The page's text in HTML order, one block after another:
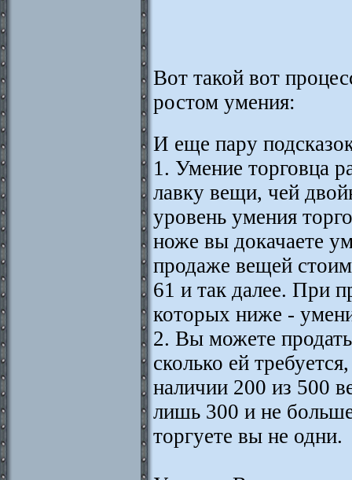
Вот такой вот
ростом умения:
И еще пару
1. Умение торговца
лавку вещи, чей
уровень умения
ноже вы докачаете
продаже вещей
61 и так далее. При
которых ниже -
2. Вы можете
сколько ей
наличии 200 из 500
лишь 300 и не
торгуете вы не одни.